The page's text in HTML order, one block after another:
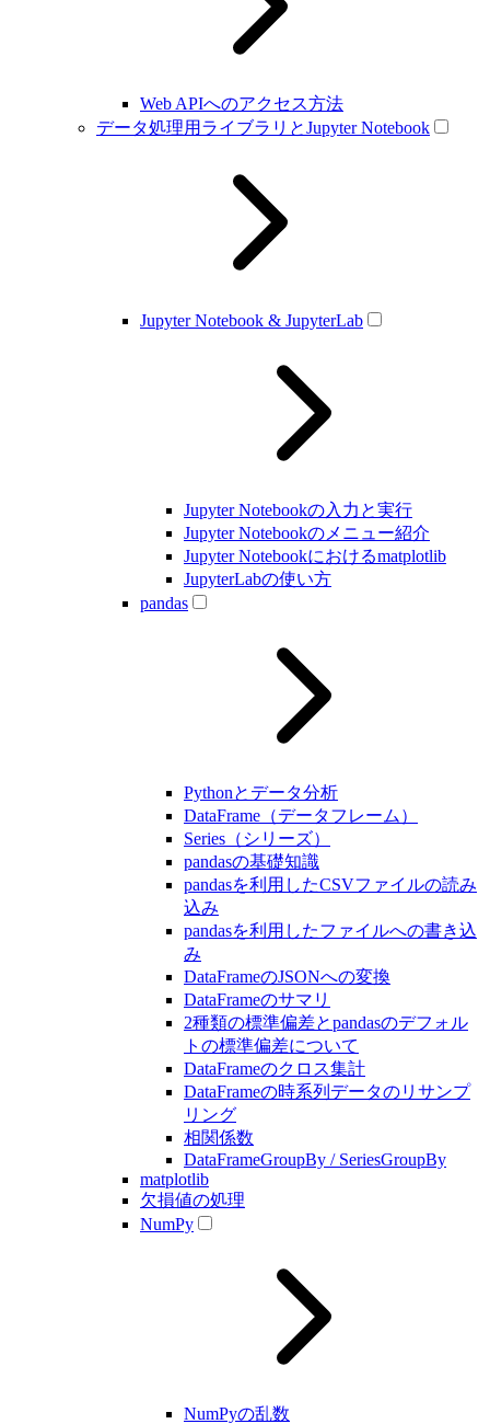
Web APIへのアクセス方法
データ処理用ライブラリとJupyter Notebook
Jupyter Notebook & JupyterLab
Jupyter Notebookの入力と実行
Jupyter Notebookのメニュー紹介
Jupyter Notebookにおけるmatplotlib
JupyterLabの使い方
pandas
Pythonとデータ分析
DataFrame（データフレーム）
Series（シリーズ）
pandasの基礎知識
pandasを利用したCSVファイルの読み
込み
pandasを利用したファイルへの書き込
み
DataFrameのJSONへの変換
DataFrameのサマリ
2種類の標準偏差とpandasのデフォル
トの標準偏差について
DataFrameのクロス集計
DataFrameの時系列データのリサンプ
リング
相関係数
DataFrameGroupBy / SeriesGroupBy
matplotlib
欠損値の処理
NumPy
NumPyの乱数